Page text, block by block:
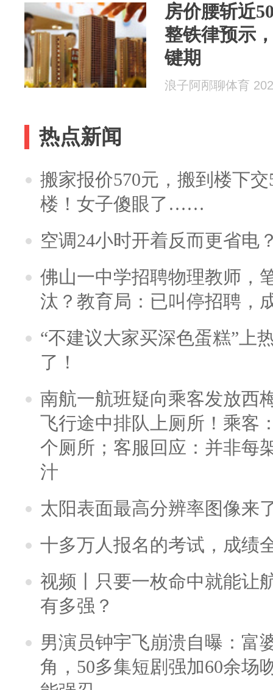
房价腰斩近
整铁律预示
键期
浪子阿邴聊体育
热点新闻
搬家报价570元，搬到楼下
楼！女子傻眼了……
空调24小时开着反而更省电
佛山一中学招聘物理教师，
汰？教育局：已叫停招聘，
“不建议大家买深色蛋糕”上
了！
南航一航班疑向乘客发放西
飞行途中排队上厕所！乘客
个厕所；客服回应：并非每
汁
太阳表面最高分辨率图像来
十多万人报名的考试，成绩
视频丨只要一枚命中就能让
有多强？
男演员钟宇飞崩溃自曝：富
角，50多集短剧强加60余场